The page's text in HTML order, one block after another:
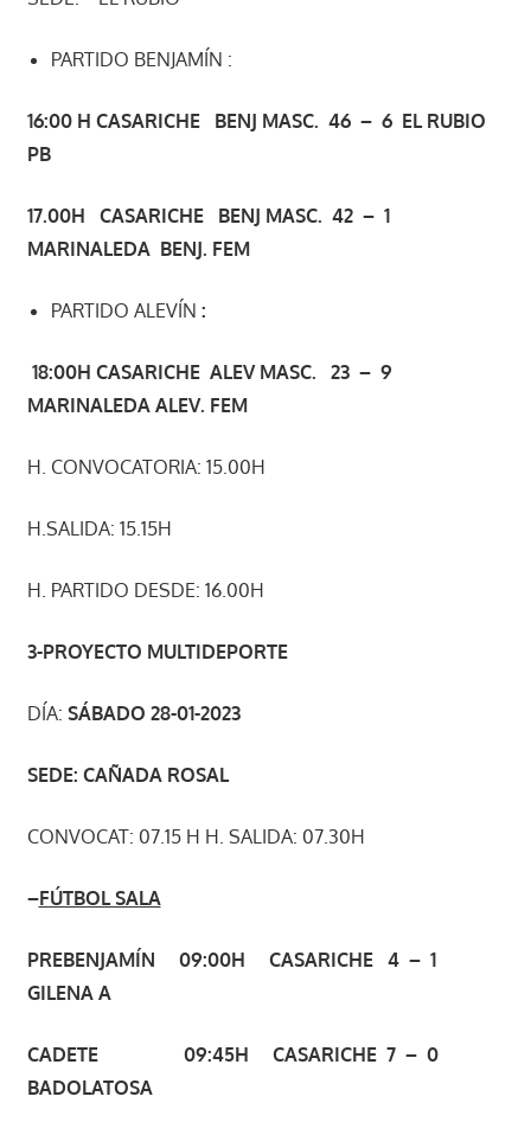
PARTIDO BENJAMÍN :
16:00 H CASARICHE
BENJ MASC. 46 – 6 EL RUBIO
PB
17.00H CASARICHE
BENJ MASC. 42 – 1
MARINALEDA BENJ. FEM
PARTIDO ALEVÍN :
18:00H CASARICHE ALEV MASC. 23 – 9
MARINALEDA ALEV. FEM
H. CONVOCATORIA: 15.00H
H.SALIDA: 15.15H
H. PARTIDO DESDE: 16.00H
3-PROYECTO MULTIDEPORTE
DÍA: SÁBADO 28-01-2023
SEDE: CAÑADA ROSAL
CONVOCAT: 07.15 H H. SALIDA: 07.30H
–FÚTBOL SALA
PREBENJAMÍN 09:00H CASARICHE 4 – 1
GILENA A
CADETE 09:45H CASARICHE 7 – 0
BADOLATOSA